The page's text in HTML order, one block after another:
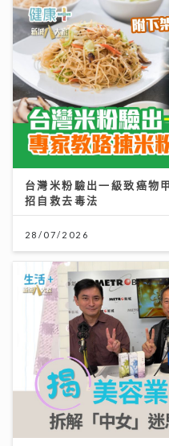
台灣米粉驗出一級致癌物
招自救去毒法
28/07/2026